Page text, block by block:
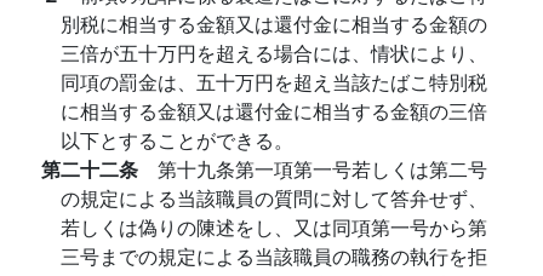
別税に相当する金額又は還付金に相当する金額の
三倍が五十万円を超える場合には、情状により、
同項の罰金は、五十万円を超え当該たばこ特別税
に相当する金額又は還付金に相当する金額の三倍
以下とすることができる。
第二十二条 第十九条第一項第一号若しくは第二号
の規定による当該職員の質問に対して答弁せず、
若しくは偽りの陳述をし、又は同項第一号から第
三号までの規定による当該職員の職務の執行を拒